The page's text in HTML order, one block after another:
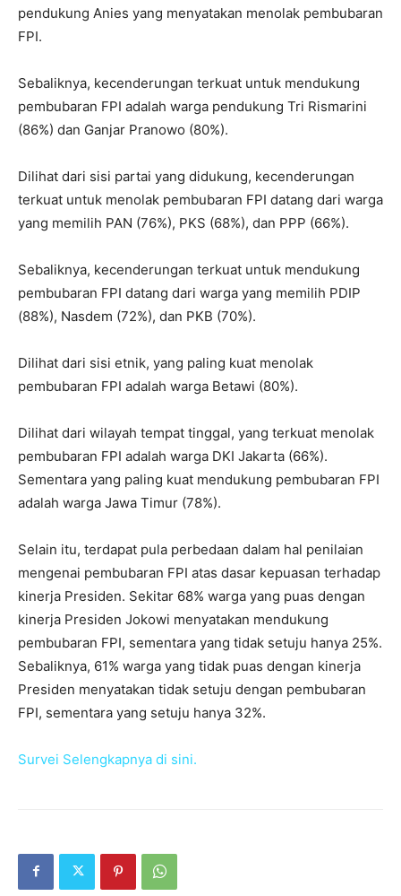
pendukung Anies yang menyatakan menolak pembubaran
FPI.
Sebaliknya, kecenderungan terkuat untuk mendukung
pembubaran FPI adalah warga pendukung Tri Rismarini
(86%) dan Ganjar Pranowo (80%).
Dilihat dari sisi partai yang didukung, kecenderungan
terkuat untuk menolak pembubaran FPI datang dari warga
yang memilih PAN (76%), PKS (68%), dan PPP (66%).
Sebaliknya, kecenderungan terkuat untuk mendukung
pembubaran FPI datang dari warga yang memilih PDIP
(88%), Nasdem (72%), dan PKB (70%).
Dilihat dari sisi etnik, yang paling kuat menolak
pembubaran FPI adalah warga Betawi (80%).
Dilihat dari wilayah tempat tinggal, yang terkuat menolak
pembubaran FPI adalah warga DKI Jakarta (66%).
Sementara yang paling kuat mendukung pembubaran FPI
adalah warga Jawa Timur (78%).
Selain itu, terdapat pula perbedaan dalam hal penilaian
mengenai pembubaran FPI atas dasar kepuasan terhadap
kinerja Presiden. Sekitar 68% warga yang puas dengan
kinerja Presiden Jokowi menyatakan mendukung
pembubaran FPI, sementara yang tidak setuju hanya 25%.
Sebaliknya, 61% warga yang tidak puas dengan kinerja
Presiden menyatakan tidak setuju dengan pembubaran
FPI, sementara yang setuju hanya 32%.
Survei Selengkapnya di sini.